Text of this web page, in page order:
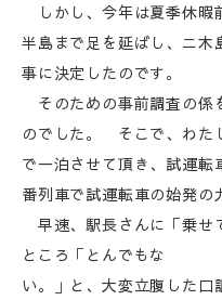
しかし、今年は夏季休暇
半島まで足を延ばし、ニ木
事に決定したのです。
そのための事前調査の係
のでした。 そこで、わた
で一泊させて頂き、試運
番列車で試運転車の始発の
早速、駅長さんに「乗せ
ところ「とんでもな
い。」と、大変立腹した口